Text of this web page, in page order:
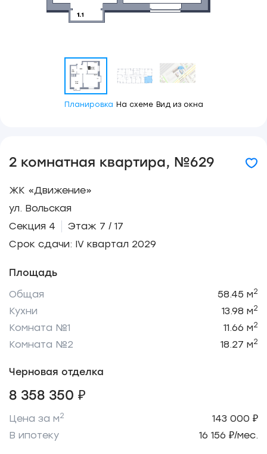
Планировка На схеме Вид из окна
2 комнатная квартира, №629
ЖК «Движение»
ул. Вольская
Секция 4
Этаж 7 / 17
Срок сдачи: IV квартал 2029
Площадь
Общая
58.45 м2
Кухни 13.98 м2
Комната №1 11.66 м2
Комната №2 18.27 м2
Черновая отделка
8 358 350 ₽
Цена за м2
143 000 ₽
В ипотеку
16 156 ₽/мес.